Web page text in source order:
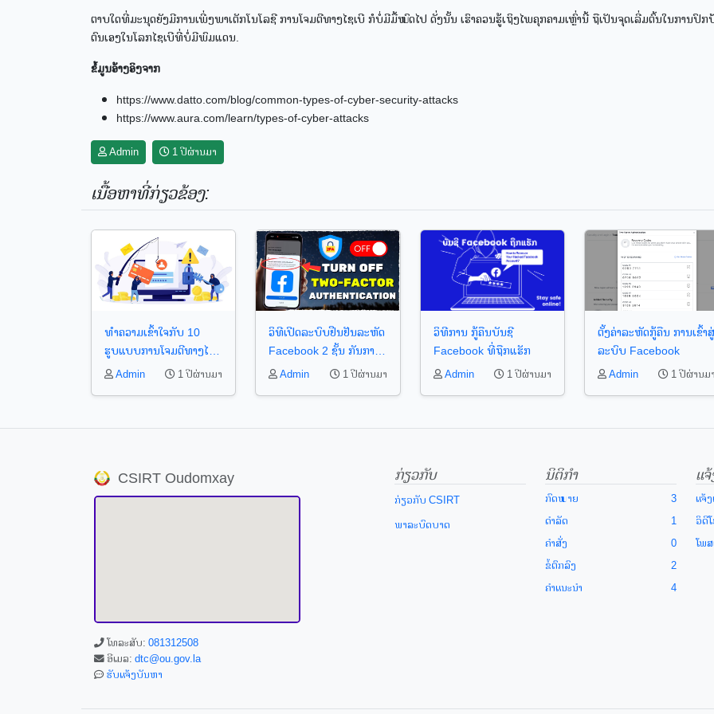
ຕາບໃດທີ່ມະນຸດຍັງມີການເພີ່ງພາເຕັກໂນໂລຊີ ການໂຈມຕີທາງໄຊເບີ ກໍບໍ່ມີມື້ໝົດໄປ ດັ່ງນັ້ນ ເຮົາຄວນຮູ້ເຖິງໄພຄຸກຄາມເຫຼົ່ານີ້ ຖືເປັນຈຸດເລີ່ມຕົ້ນໃນການປົກ
ຕົນເອງໃນໂລກໄຊເບີທີ່ບໍ່ມີພົມແດນ.
ຂໍ້ມູນອ້າງອິງຈາກ
https://www.datto.com/blog/common-types-of-cyber-security-attacks
https://www.aura.com/learn/types-of-cyber-attacks
Admin 1 ປີຜ່ານມາ
ເນື້ອຫາທີ່ກ່ຽວຂ້ອງ:
ທຳຄວາມເຂົ້າໃຈກັບ 10
ຮູບແບບການໂຈມຕີທາງໄຊ
ເບີ Admin 1 ປີຜ່ານມາ
ວິທີເປີດລະບົບຢືນຢັນລະຫັດ
Facebook 2 ຊັ້ນ ກັນການ
ຖືກ "Hack"
Admin 1 ປີຜ່ານມາ
ວິທີການ ກູ້ຄືນບັນຊີ
Facebook ທີ່ຖືກແຮັກ
Admin 1 ປີຜ່ານມາ
ຕັ້ງຄ່າລະຫັດກູ້ຄືນ ການເຂົ້າສູ່
ລະບົບ Facebook
Admin 1 ປີຜ່ານມາ
CSIRT Oudomxay
ໂທລະສັບ:081312508
ອີເມລ:dtc@ou.gov.la
ຮັບແຈ້ງບັນຫາ
ກ່ຽວກັບ
ກ່ຽວກັບ CSIRT
ພາລະບົດບາດ
ນິຕິກຳ
ກົດໝາຍ
3
ດຳລັດ
1
ຄຳສັ່ງ
0
ຂໍ້ຕົກລົງ
2
ຄຳແນະນຳ
4
ແ
ແຈ້
ວິດີ
ໂພ